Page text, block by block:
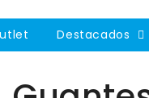
Destacados